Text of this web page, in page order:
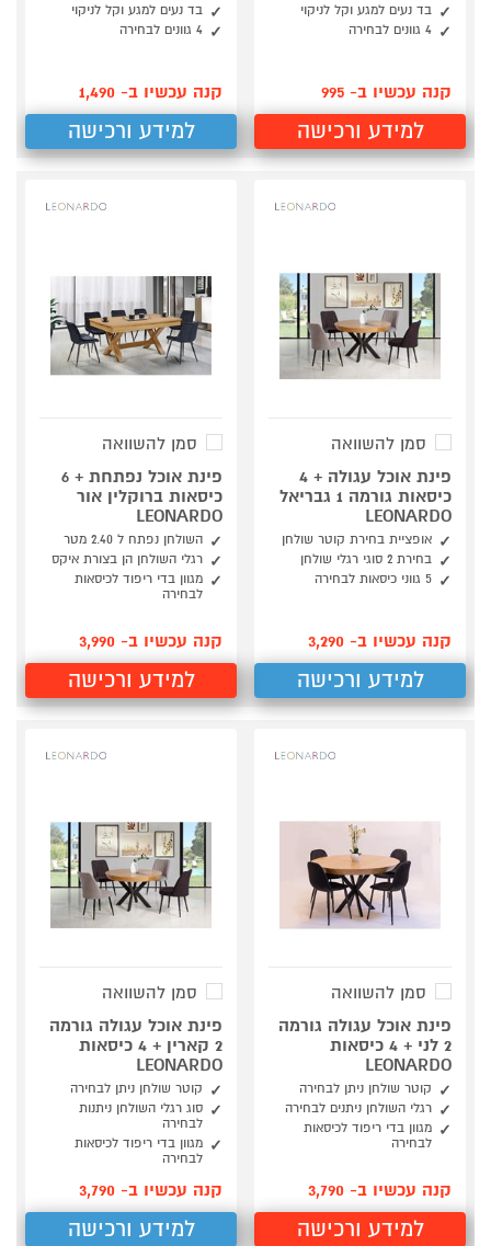
בד נעים למגע וקל לניקוי
4 גוונים לבחירה
קנה עכשיו ב- 995
למידע ורכישה
בד נעים למגע וקל לניקוי
4 גוונים לבחירה
קנה עכשיו ב- 1,490
למידע ורכישה
סמן להשוואה
פינת אוכל עגולה + 4
כיסאות גורמה 1 גבריאל
LEONARDO
אופציית בחירת קוטר שולחן
בחירת 2 סוגי רגלי שולחן
5 גווני כיסאות לבחירה
קנה עכשיו ב- 3,290
למידע ורכישה
סמן להשוואה
פינת אוכל נפתחת + 6
כיסאות ברוקלין אור
LEONARDO
השולחן נפתח ל 2.40 מטר
רגלי השולחן הן בצורת איקס
מגוון בדי ריפוד לכיסאות
לבחירה
קנה עכשיו ב- 3,990
למידע ורכישה
סמן להשוואה
פינת אוכל עגולה גורמה
2 לני + 4 כיסאות
LEONARDO
קוטר שולחן ניתן לבחירה
רגלי השולחן ניתנים לבחירה
מגוון בדי ריפוד לכיסאות
לבחירה
קנה עכשיו ב- 3,790
למידע ורכישה
סמן להשוואה
פינת אוכל עגולה גורמה
2 קארין + 4 כיסאות
LEONARDO
קוטר שולחן ניתן לבחירה
סוג רגלי השולחן ניתנות
לבחירה
מגוון בדי ריפוד לכיסאות
לבחירה
קנה עכשיו ב- 3,790
למידע ורכישה